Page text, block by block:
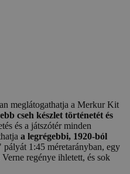
meglátogathatja a Merkur Kit
cseh készlet történetét és
és a játszótér minden
a legrégebbi, 1920-ból
1:45 méretarányban, egy
regénye ihletett, és sok